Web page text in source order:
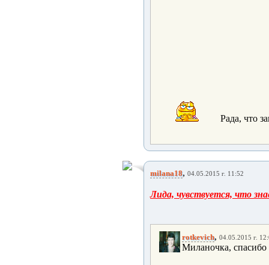
Рада, что
milana18, 04.05.2015 г. 11:52
Лида, чувствуется, что
rotkevich, 04.05.2015 г.
Миланочка, спасибо